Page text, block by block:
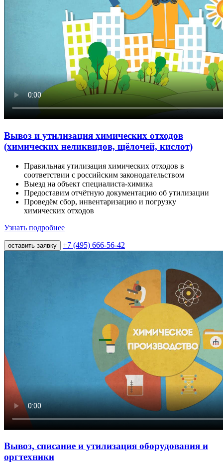
Вывоз и утилизация химических отходов
(химических неликвидов, щёлочей, кислот)
Правильная утилизация химических отходов в
соответствии с российским законодательством
Выезд на объект специалиста-химика
Предоставим отчётную документацию об утилизации
Проведём сбор, инвентаризацию и погрузку
химических отходов
Узнать подробнее
оставить заявку +7 (495) 666-56-42
Вывоз, списание и утилизация оборудования и
оргтехники